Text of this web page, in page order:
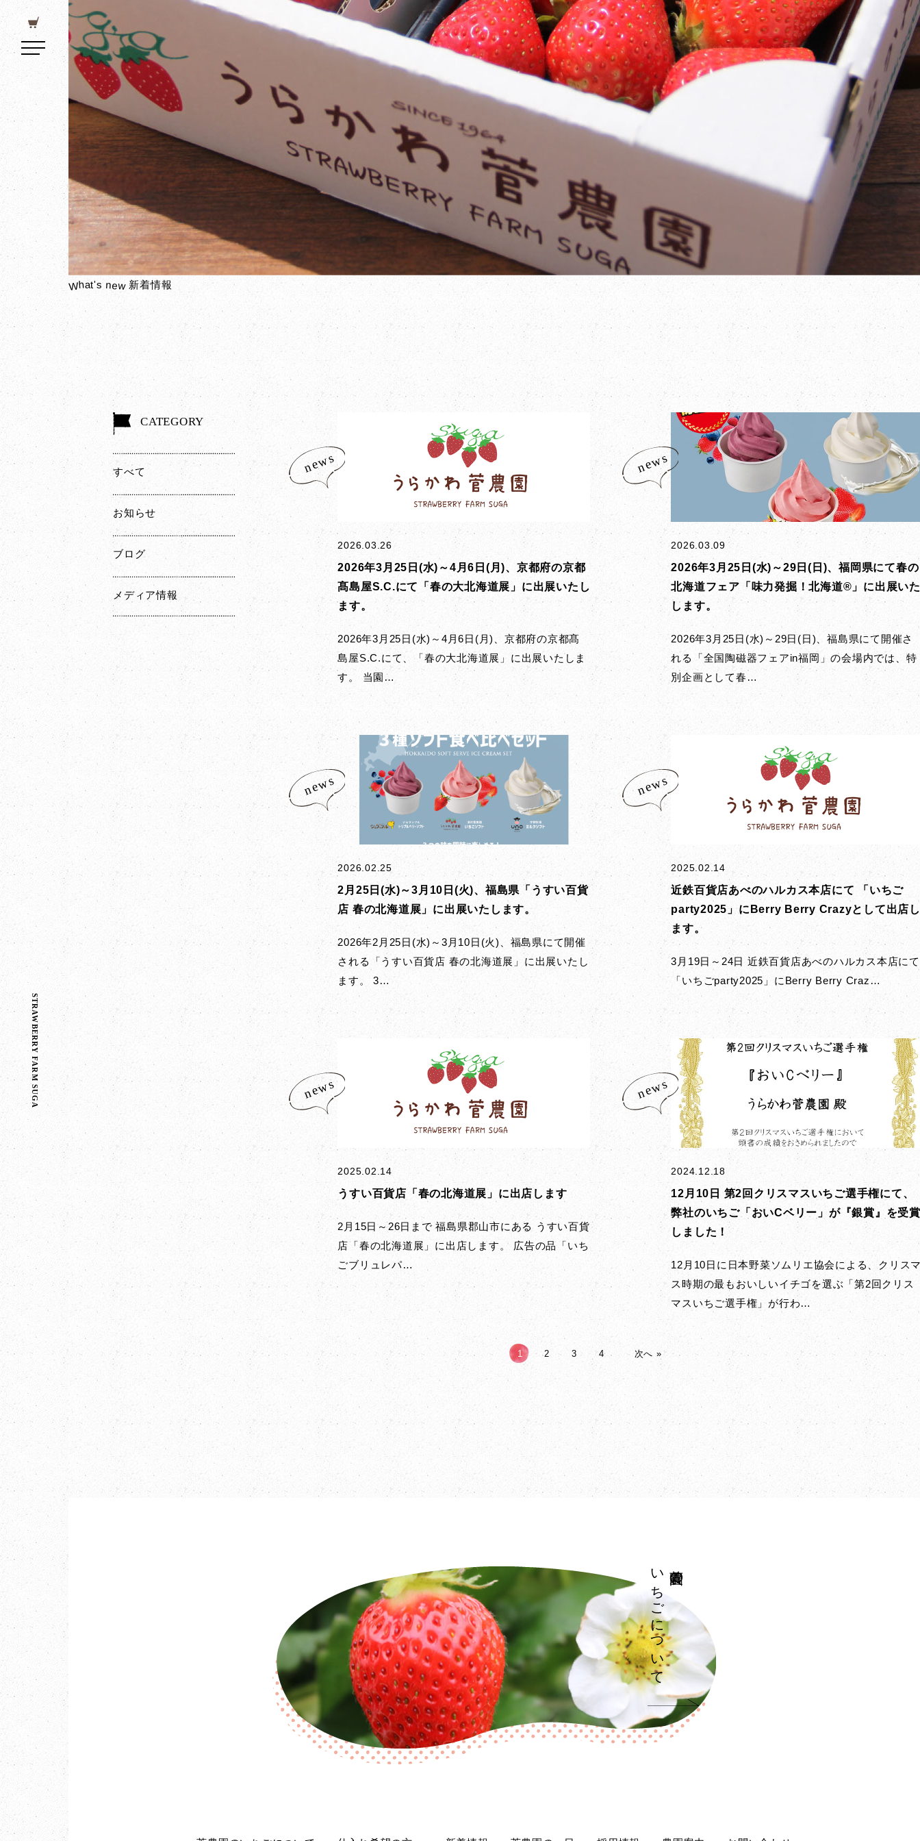
What's new 新着情報
CATEGORY
すべて
お知らせ
ブログ
メディア情報
2026.03.26
2026年3月25日(水)～4月6日(月)、京都府の京都
髙島屋S.C.にて「春の大北海道展」に出展いたし
ます。
2026年3月25日(水)～4月6日(月)、京都府の京都髙
島屋S.C.にて、「春の大北海道展」に出展いたしま
す。 当園…
2026.03.09
2026年3月25日(水)～29日(日)、福岡県にて春の
北海道フェア「味力発掘！北海道®」に出展いた
します。
2026年3月25日(水)～29日(日)、福島県にて開催さ
れる「全国陶磁器フェアin福岡」の会場内では、特
別企画として春…
2026.02.25
2月25日(水)～3月10日(火)、福島県「うすい百貨
店 春の北海道展」に出展いたします。
2026年2月25日(水)～3月10日(火)、福島県にて開催
される「うすい百貨店 春の北海道展」に出展いたし
ます。 3…
2025.02.14
近鉄百貨店あべのハルカス本店にて 「いちご
party2025」にBerry Berry Crazyとして出店し
ます。
3月19日～24日 近鉄百貨店あべのハルカス本店にて
「いちごparty2025」にBerry Berry Craz…
2025.02.14
うすい百貨店「春の北海道展」に出店します
2月15日～26日まで 福島県郡山市にある うすい百貨
店「春の北海道展」に出店します。 広告の品「いち
ごブリュレパ…
2024.12.18
12月10日 第2回クリスマスいちご選手権にて、
弊社のいちご「おいCベリー」が『銀賞』を受賞
しました！
12月10日に日本野菜ソムリエ協会による、クリス
ス時期の最もおいしいイチゴを選ぶ「第2回クリス
マスいちご選手権」が行わ…
1 2 3 4 次へ »
菅農園の
いちごについて